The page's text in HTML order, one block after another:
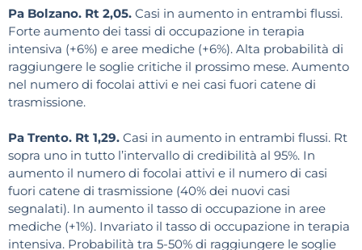
Pa Bolzano. Rt 2,05. Casi in aumento in entrambi flussi.
Forte aumento dei tassi di occupazione in terapia
intensiva (+6%) e aree mediche (+6%). Alta probabilità di
raggiungere le soglie critiche il prossimo mese. Aumento
nel numero di focolai attivi e nei casi fuori catene di
trasmissione.
Pa Trento. Rt 1,29. Casi in aumento in entrambi flussi. Rt
sopra uno in tutto l’intervallo di credibilità al 95%. In
aumento il numero di focolai attivi e il numero di casi
fuori catene di trasmissione (40% dei nuovi casi
segnalati). In aumento il tasso di occupazione in aree
mediche (+1%). Invariato il tasso di occupazione in terapia
intensiva. Probabilità tra 5-50% di raggiungere le soglie